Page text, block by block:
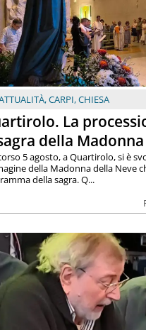
,CARPI,CHIESA
La
della
5 agosto, a Quartirolo, si è
della Madonna della Neve
della sagra. Q...